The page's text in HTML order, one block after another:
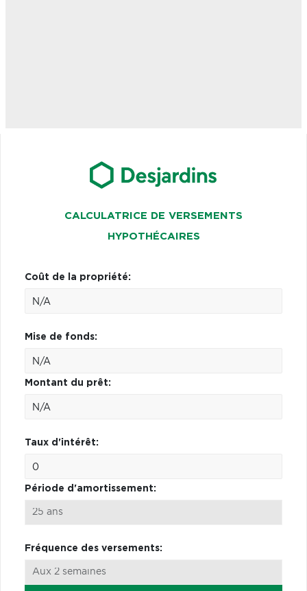
CALCULATRICE DE VERSEMENTS
HYPOTHÉCAIRES
Coût de la propriété:
Mise de fonds:
Montant du prêt:
Taux d'intérêt:
Période d'amortissement:
Fréquence des versements: